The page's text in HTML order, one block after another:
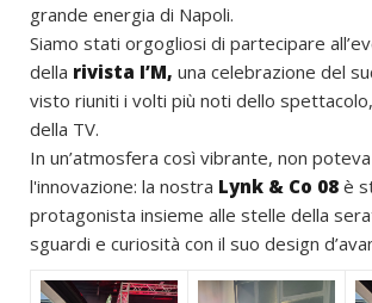
grande energia di Napoli.
Siamo stati orgogliosi di partecipare
della rivista I’M, una celebrazione del
visto riuniti i volti più noti dello
della TV.
In un’atmosfera così vibrante, non
l'innovazione: la nostra Lynk & Co 08 è
protagonista insieme alle stelle della
sguardi e curiosità con il suo design